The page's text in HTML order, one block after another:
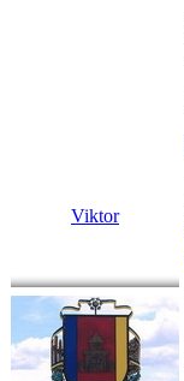
Viktor